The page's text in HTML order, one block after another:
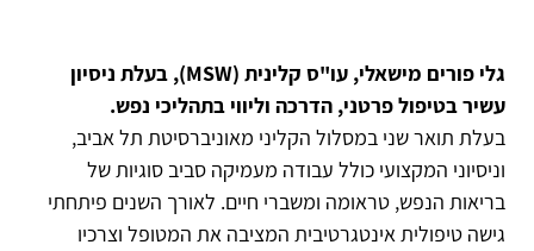
גלי פורים מישאלי, עו"ס קלינית (MSW), בעלת ניסיון
עשיר בטיפול פרטני, הדרכה וליווי בתהליכי נפש.
בעלת תואר שני במסלול הקליני מאוניברסיטת תל אביב,
וניסיוני המקצועי כולל עבודה מעמיקה סביב סוגיות של
בריאות הנפש, טראומה ומשברי חיים. לאורך השנים פיתחתי
גישה טיפולית אינטגרטיבית המציבה את המטופל וצרכיו